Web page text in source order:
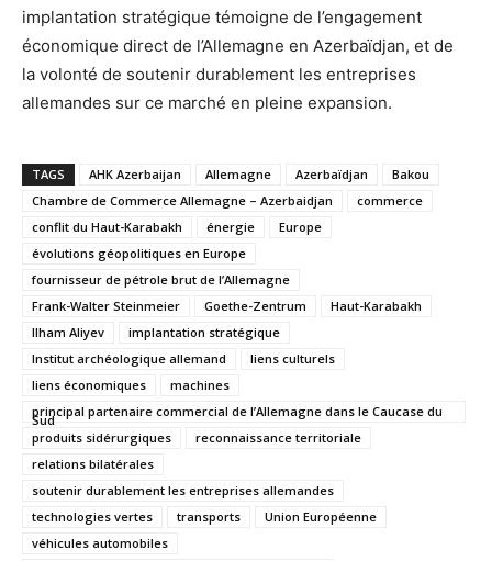
implantation stratégique témoigne de l’engagement
économique direct de l’Allemagne en Azerbaïdjan, et de
la volonté de soutenir durablement les entreprises
allemandes sur ce marché en pleine expansion.
TAGS AHK Azerbaijan Allemagne Azerbaïdjan
Bakou
Chambre de Commerce Allemagne – Azerbaidjan
commerce
conflit du Haut-Karabakh
énergie
Europe
évolutions géopolitiques en Europe
fournisseur de pétrole brut de l’Allemagne
Frank-Walter Steinmeier
Goethe-Zentrum
Haut-Karabakh
Ilham Aliyev
implantation stratégique
Institut archéologique allemand
liens culturels
liens économiques
machines
principal partenaire commercial de l’Allemagne dans le Caucase du
Sud
produits sidérurgiques
reconnaissance territoriale
relations bilatérales
soutenir durablement les entreprises allemandes
technologies vertes
transports
Union Européenne
véhicules automobiles